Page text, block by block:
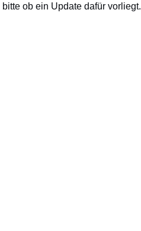
ob ein Update dafür vorliegt.